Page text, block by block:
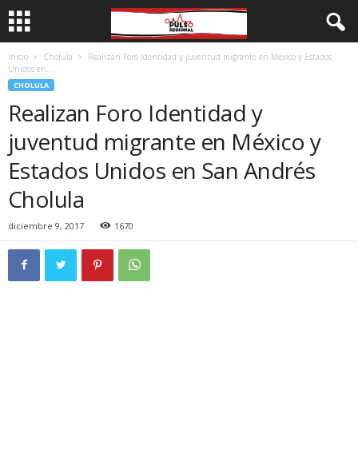
Inicio Cholula
Realizan Foro Identidad y juventud migrante en México y Estados
Unidos en...
CHOLULA
Realizan Foro Identidad y
juventud migrante en México y
Estados Unidos en San Andrés
Cholula
diciembre 9, 2017 1670